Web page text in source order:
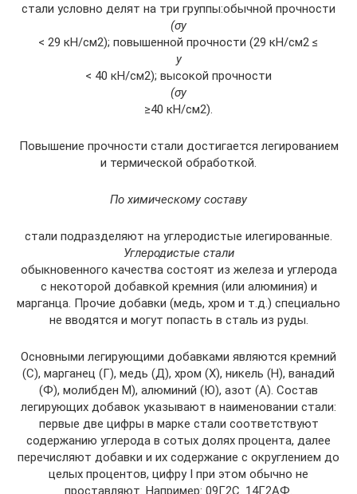
стали условно делят на три группы:обычной прочности
(σу
< 29 кН/см2); повышенной прочности (29 кН/см2 ≤
у
< 40 кН/см2); высокой прочности
(σу
≥40 кН/см2).
Повышение прочности стали достигается легированием
и термической обработкой.
По химическому составу
стали подразделяют на углеродистые илегированные.
Углеродистые стали
обыкновенного качества состоят из железа и углерода
с некоторой добавкой кремния (или алюминия) и
марганца. Прочие добавки (медь, хром и т.д.) специально
не вводятся и могут попасть в сталь из руды.
Основными легирующими добавками являются кремний
(С), марганец (Г), медь (Д), хром (X), никель (Н), ванадий
(Ф), молибден М), алюминий (Ю), азот (А). Состав
легирующих добавок указывают в наименовании стали:
первые две цифры в марке стали соответствуют
содержанию углерода в сотых долях процента, далее
перечисляют добавки и их содержание с округлением до
целых процентов, цифру I при этом обычно не
проставляют. Например: 09Г2С. 14Г2АФ.